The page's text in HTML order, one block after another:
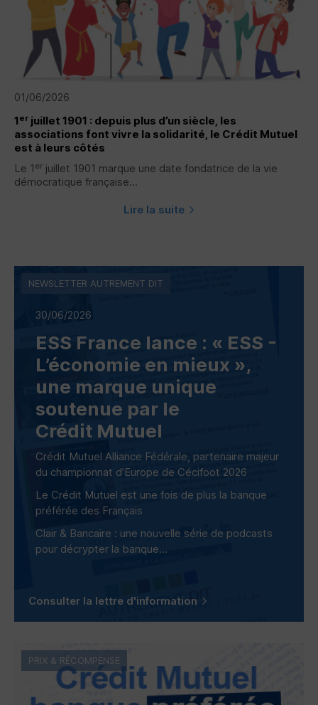
01/06/2026
1er juillet 1901 : depuis plus d’un siècle, les
associations font vivre la solidarité, le Crédit Mutuel
est à leurs côtés
Le 1 er juillet 1901 marque une date fondatrice de la vie
démocratique française...
Lire la suite
30/06/2026
ESS France lance : « ESS -
L’économie en mieux »,
une marque unique
soutenue par le
Crédit Mutuel
Crédit Mutuel Alliance Fédérale, partenaire majeur
du championnat d’Europe de Cécifoot 2026
Le Crédit Mutuel est une fois de plus la banque
préférée des Français
Clair & Bancaire : une nouvelle série de podcasts
pour décrypter la banque...
Consulter la lettre d'information
NEWSLETTER AUTREMENT DIT
PRIX & RÉCOMPENSE